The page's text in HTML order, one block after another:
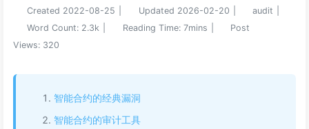
Created 2022-08-25 Updated 2026-02-20 audit
Word Count: 2.3k Reading Time: 7mins
Post
Views: 320
智能合约的经典漏洞
智能合约的审计工具